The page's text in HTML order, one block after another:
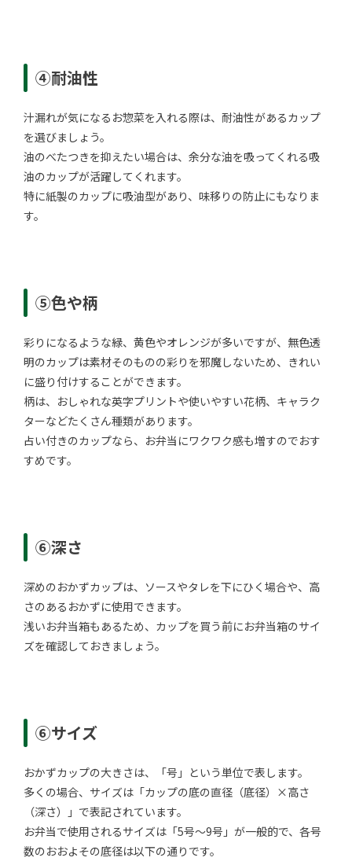
④耐油性
汁漏れが気になるお惣菜を入れる際は、耐油性があるカップ
を選びましょう。
油のべたつきを抑えたい場合は、余分な油を吸ってくれる吸
油のカップが活躍してくれます。
特に紙製のカップに吸油型があり、味移りの防止にもなりま
す。
⑤色や柄
彩りになるような緑、黄色やオレンジが多いですが、無色透
明のカップは素材そのものの彩りを邪魔しないため、きれい
に盛り付けすることができます。
柄は、おしゃれな英字プリントや使いやすい花柄、キャラク
ターなどたくさん種類があります。
占い付きのカップなら、お弁当にワクワク感も増すのでおす
すめです。
⑥深さ
深めのおかずカップは、ソースやタレを下にひく場合や、高
さのあるおかずに使用できます。
浅いお弁当箱もあるため、カップを買う前にお弁当箱のサイ
ズを確認しておきましょう。
⑥サイズ
おかずカップの大きさは、「号」という単位で表します。
多くの場合、サイズは「カップの底の直径（底径）×高さ
（深さ）」で表記されています。
お弁当で使用されるサイズは「5号～9号」が一般的で、各号
数のおおよその底径は以下の通りです。